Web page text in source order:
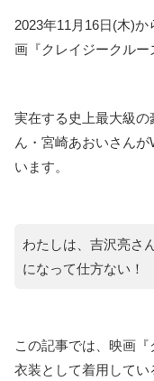
2023年11月16日(木)
画『クレイジークルー
実在する史上最大級の
ん・宮崎あおいさん
います。
わたしは、吉沢亮さ
になって仕方ない！
この記事では、映画
衣装として着用してい